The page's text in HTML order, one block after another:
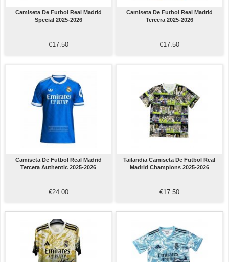
Camiseta De Futbol Real Madrid
Special 2025-2026
€17.50
Camiseta De Futbol Real Madrid
Tercera 2025-2026
€17.50
Camiseta De Futbol Real Madrid
Tercera Authentic 2025-2026
€24.00
Tailandia Camiseta De Futbol Real
Madrid Champions 2025-2026
€17.50